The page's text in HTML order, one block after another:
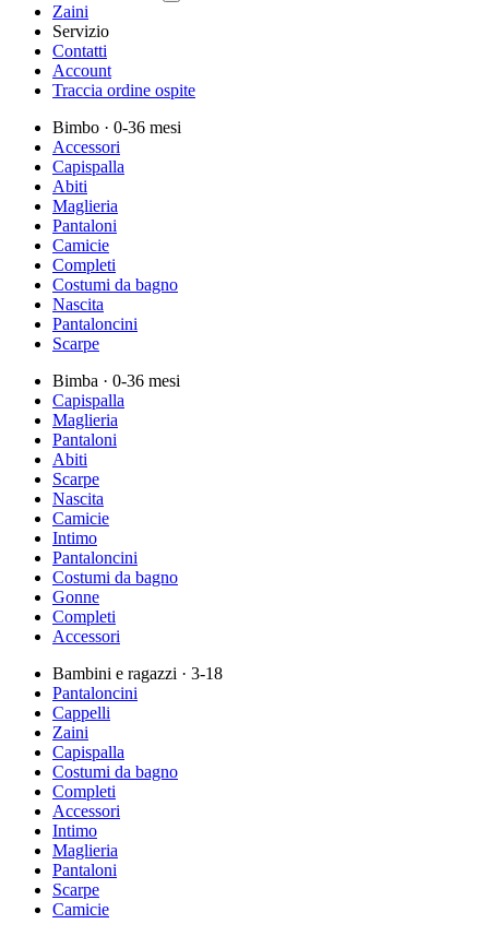
Zaini
Servizio
Contatti
Account
Traccia ordine ospite
Bimbo · 0-36 mesi
Accessori
Capispalla
Abiti
Maglieria
Pantaloni
Camicie
Completi
Costumi da bagno
Nascita
Pantaloncini
Scarpe
Bimba · 0-36 mesi
Capispalla
Maglieria
Pantaloni
Abiti
Scarpe
Nascita
Camicie
Intimo
Pantaloncini
Costumi da bagno
Gonne
Completi
Accessori
Bambini e ragazzi · 3-18
Pantaloncini
Cappelli
Zaini
Capispalla
Costumi da bagno
Completi
Accessori
Intimo
Maglieria
Pantaloni
Scarpe
Camicie